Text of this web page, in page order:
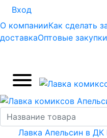
Вход
О компанииКак сделать
доставкаОптовые закупки
Лавка Апельсин в ДК